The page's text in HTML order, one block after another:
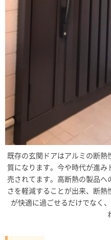
既存の玄関ドアはアルミの断
質になります。今や時代が進み
売されてます。高断熱の製品へ
さを軽減することが出来、断熱
が快適に過ごせるだけでなく